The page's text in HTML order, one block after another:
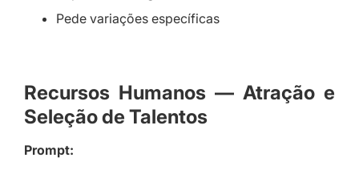
Pede variações específicas
Recursos Humanos — Atração e
Seleção de Talentos
Prompt: